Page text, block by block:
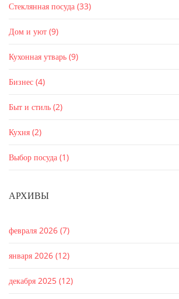
Стеклянная посуда (33)
Дом и уют (9)
Кухонная утварь (9)
Бизнес (4)
Быт и стиль (2)
Кухня (2)
Выбор посуда (1)
АРХИВЫ
февраля 2026 (7)
января 2026 (12)
декабря 2025 (12)